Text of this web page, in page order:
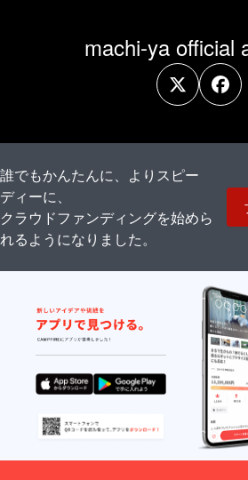
machi-ya official
誰でもかんたんに、よりスピー
ディーに、
クラウドファンディングを始めら
れるようになりました。